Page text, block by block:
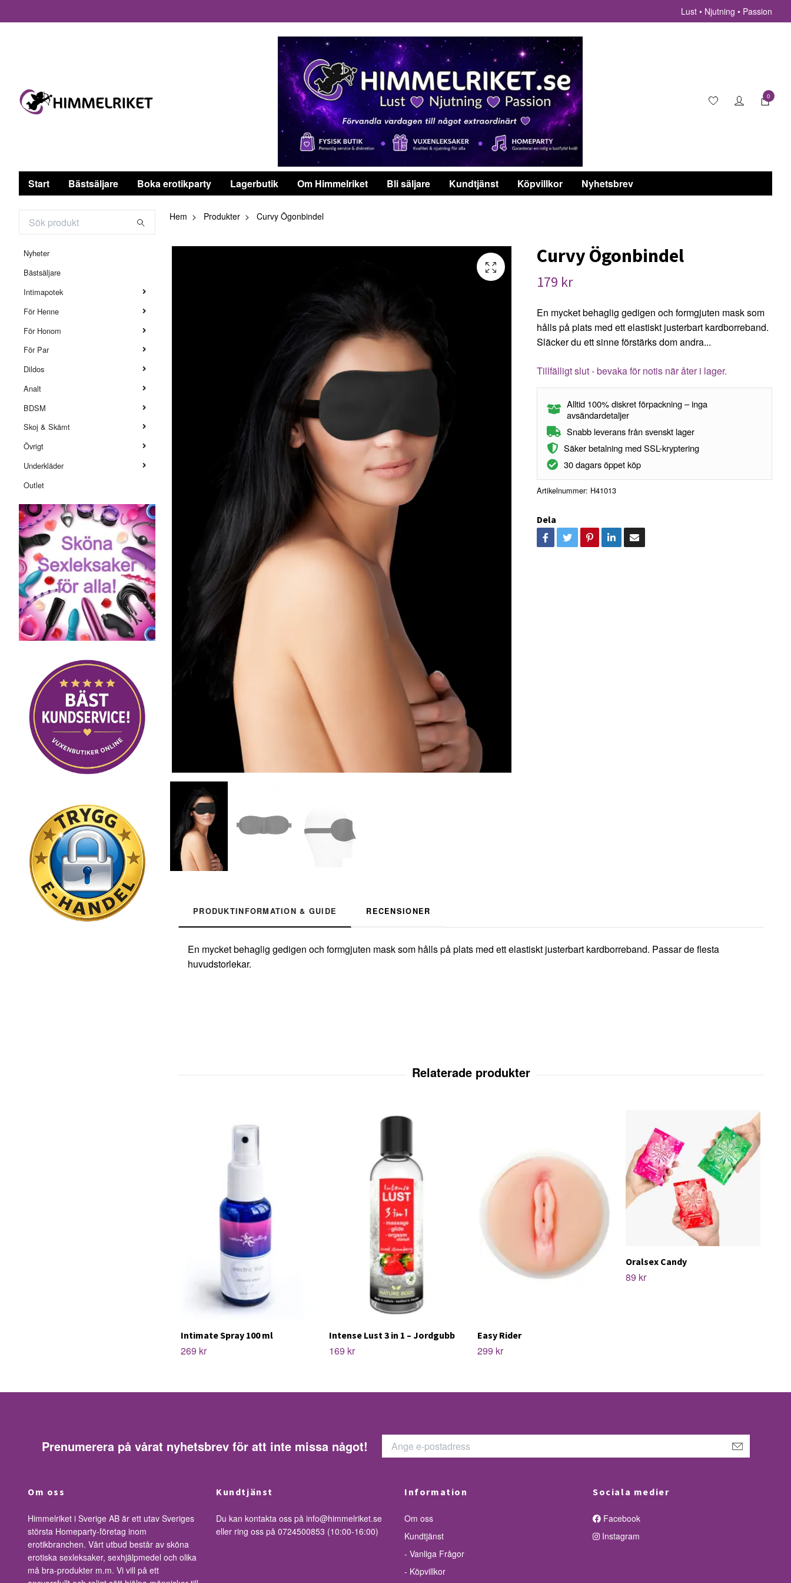
Lust • Njutning • Passion
0
Start Bästsäljare Boka erotikparty Lagerbutik Om Himmelriket Bli säljare Kundtjänst Köpvillkor Nyhetsbrev
Nyheter
Bästsäljare
Intimapotek
För Henne
För Honom
För Par
Dildos
Analt
BDSM
Skoj & Skämt
Övrigt
Underkläder
Outlet
Hem Produkter Curvy Ögonbindel
Curvy Ögonbindel
179 kr
En mycket behaglig gedigen och formgjuten mask som
hålls på plats med ett elastiskt justerbart kardborreband.
Släcker du ett sinne förstärks dom andra...
Tillfälligt slut - bevaka för notis när åter i lager.
Alltid 100% diskret förpackning – inga
avsändardetaljer
Snabb leverans från svenskt lager
Säker betalning med SSL-kryptering
30 dagars öppet köp
Artikelnummer: H41013
Dela
PRODUKTINFORMATION & GUIDE RECENSIONER
En mycket behaglig gedigen och formgjuten mask som hålls på plats med ett elastiskt justerbart kardborreband. Passar de flesta
huvudstorlekar.
Intimate Spray 100 ml
269 kr
Intense Lust 3 in 1 – Jordgubb
169 kr
Easy Rider
299 kr
Oralsex Candy
89 kr
Prenumerera på vårat nyhetsbrev för att inte missa något!
Om oss
Himmelriket i Sverige AB är ett utav Sveriges
största Homeparty-företag inom
erotikbranchen. Vårt utbud består av sköna
erotiska sexleksaker, sexhjälpmedel och olika
må bra-produkter m.m. Vi vill på ett
Kundtjänst
Du kan kontakta oss på info@himmelriket.se
eller ring oss på 0724500853 (10:00-16:00)
Information
Om oss
Kundtjänst
- Vanliga Frågor
- Köpvillkor
Sociala medier
Facebook
Instagram